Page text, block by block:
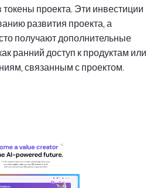
токены проекта. Эти инвестиции
развития проекта, а
получают дополнительные
ранний доступ к продуктам или
связанным с проектом.